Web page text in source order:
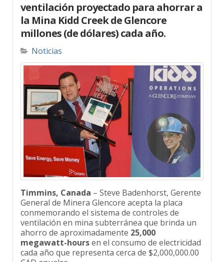
la Mina Kidd Creek de Glencore
millones (de dólares) cada año.
General de Minera Glencore acepta la placa
conmemorando el sistema de controles de
ventilación en mina subterránea que brinda un
ahorro de aproximadamente25,000
megawatt-hoursen el consumo de electricidad
cada año que representa cerca de $2,000,000.00
CAD anuales.